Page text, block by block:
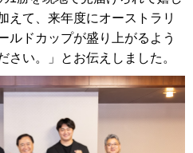
えて、来年度にオーストラリ
ルドカップが盛り上がるよう
さい。」とお伝えしました。